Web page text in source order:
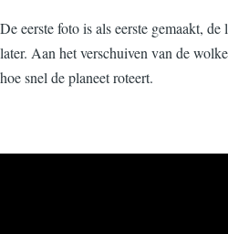
De eerste foto is als eerste gemaakt,
later. Aan het verschuiven van de
hoe snel de planeet roteert.